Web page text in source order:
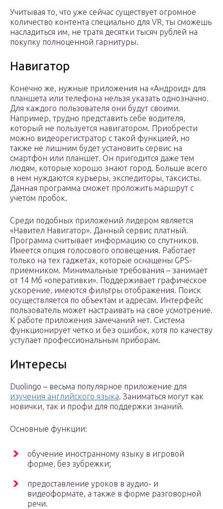
Учитывая то, что уже сейчас существует огромное
количество контента специально для VR, ты сможешь
насладиться им, не тратя десятки тысяч рублей на
покупку полноценной гарнитуры.
Навигатор
Конечно же, нужные приложения на «Андроид» для
планшета или телефона нельзя указать однозначно.
Для каждого пользователя они будут своими.
Например, трудно представить себе водителя,
который не пользуется навигатором. Приобрести
можно видеорегистратор с такой функцией, но
также не лишним будет установить сервис на
смартфон или планшет. Он пригодится даже тем
людям, которые хорошо знают город. Больше всего
в нем нуждаются курьеры, экспедиторы, таксисты.
Данная программа сможет проложить маршрут с
учетом пробок.
Среди подобных приложений лидером является
«Навител Навигатор». Данный сервис платный.
Программа считывает информацию со спутников.
Имеется опция голосового оповещения. Работает
только на тех гаджетах, которые оснащены GPS-
приемником. Минимальные требования – занимает
от 14 Мб «оперативки». Поддерживает графическое
ускорение, имеются фильтры отображения. Поиск
осуществляется по объектам и адресам. Интерфейс
пользователь может настраивать на свое усмотрение.
К работе приложения замечаний нет. Система
функционирует четко и без ошибок, хотя по качеству
уступает профессиональным приборам.
Интересы
Duolingo – весьма популярное приложение для
изучения английского языка. Заниматься могут как
новички, так и профи для поддержки знаний.
Основные функции:
обучение иностранному языку в игровой
форме, без зубрежки;
предоставление уроков в аудио- и
видеоформате, а также в форме разговорной
речи.